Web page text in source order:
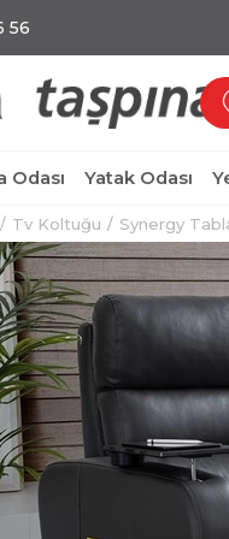
56
Odası Yatak Odası
Tv Koltuğu Synergy